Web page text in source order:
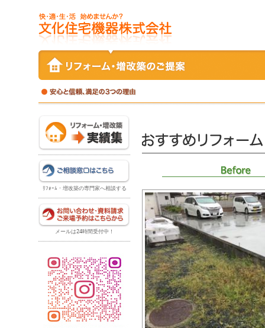
ﾘﾌｫｰﾑ・増改築の専門家へ相談する
メールは24時間受付中！